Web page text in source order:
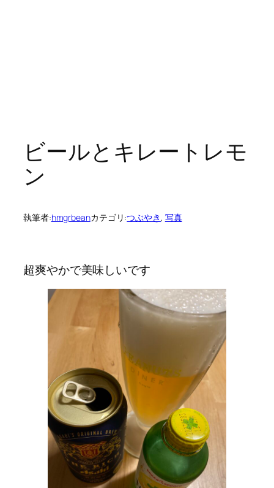
ビールとキレートレモ
ン
執筆者:hmgrbeanカテゴリ:つぶやき, 写真
超爽やかで美味しいです